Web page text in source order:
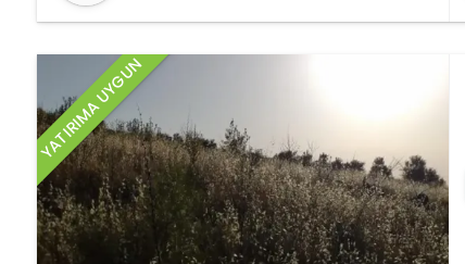
YATIRIMA UYGUN